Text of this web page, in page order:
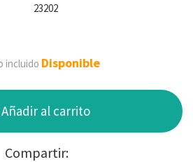
23202
incluido Disponible
Añadir al carrito
Compartir: